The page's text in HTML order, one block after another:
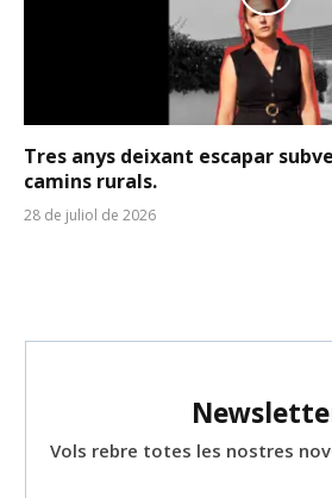
Tres anys deixant escapar
camins rurals.
28 de juliol de 2026
Vols rebre totes les nostres